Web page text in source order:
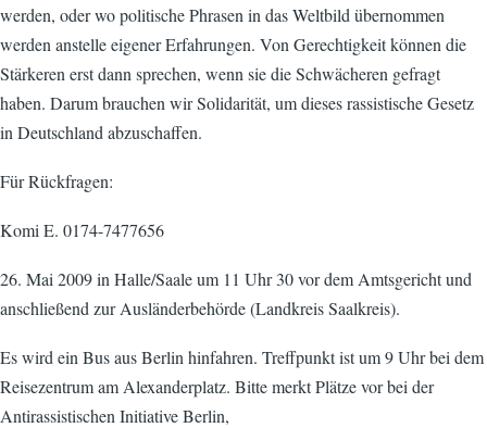
werden, oder wo politische Phrasen in das Weltbild übernommen
werden anstelle eigener Erfahrungen. Von Gerechtigkeit können die
Stärkeren erst dann sprechen, wenn sie die Schwächeren gefragt
haben. Darum brauchen wir Solidarität, um dieses rassistische Gesetz
in Deutschland abzuschaffen.
Für Rückfragen:
Komi E. 0174-7477656
26. Mai 2009 in Halle/Saale um 11 Uhr 30 vor dem Amtsgericht und
anschließend zur Ausländerbehörde (Landkreis Saalkreis).
Es wird ein Bus aus Berlin hinfahren. Treffpunkt ist um 9 Uhr bei dem
Reisezentrum am Alexanderplatz. Bitte merkt Plätze vor bei der
Antirassistischen Initiative Berlin,